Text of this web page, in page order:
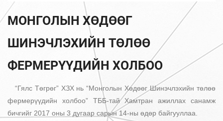
МОНГОЛЫН ХӨДӨӨГ
ШИНЭЧЛЭХИЙН ТӨЛӨӨ
ФЕРМЕРҮҮДИЙН ХОЛБОО
“Гялс Төгрөг” ХЗХ нь “Монголын Хөдөөг Шинэчлэхийн төлөө
фермерүүдийн холбоо” ТББ-тай Хамтран ажиллах санамж
бичгийг 2017 оны 3 дугаар сарын 14-ны өдөр байгууллаа.